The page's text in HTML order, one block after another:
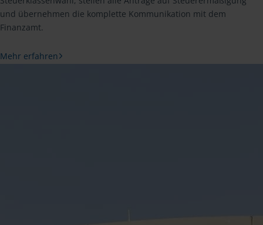
und übernehmen die komplette Kommunikation mit dem
Finanzamt.
Mehr erfahren